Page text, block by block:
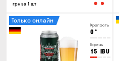
грн за 1 шт
Крепость
0 °
Горечь
15 IBU
Только онлайн